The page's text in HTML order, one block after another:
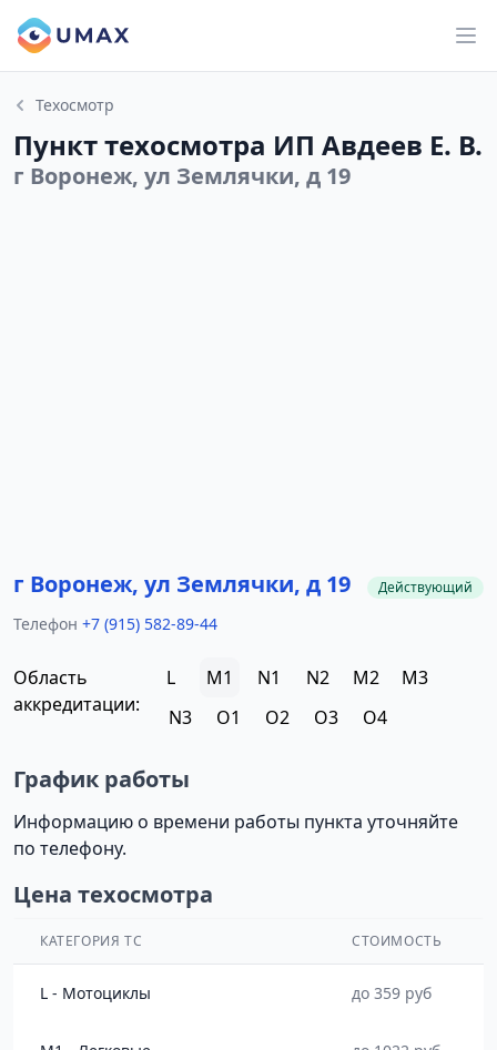
Техосмотр
Пункт техосмотра ИП Авдеев Е. В.
г Воронеж, ул Землячки, д 19
г Воронеж, ул Землячки, д 19 Действующий
Телефон +7 (915) 582-89-44
Область
аккредитации:
L M1 N1 N2 M2
M3
N3
O1 O2 O3 O4
График работы
Информацию о времени работы пункта уточняйте
по телефону.
Цена техосмотра
КАТЕГОРИЯ ТС СТОИМОСТЬ
L - Мотоциклы до 359 руб